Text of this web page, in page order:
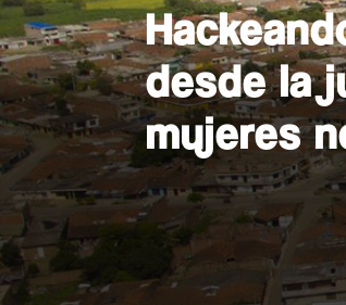
desde la
mujeres